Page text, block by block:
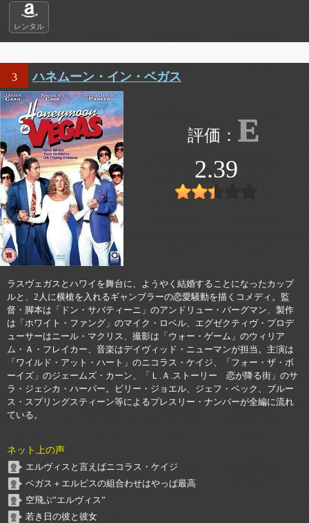
レンタル
3 ハネムーン・イン・ベガス
E
2.39
ラスヴェガスとハワイを舞台に、ようやく結婚することになったカップ
ルと、2人に横槍を入れるギャンブラーの恋愛騒動を描くコメディ。監
督・脚本は「ドン・サバティーニ」のアンドリュー・バーグマン、製作
は「ホワイト・ファング」のマイク・ロベル、エグゼクティヴ・プロデ
ューサーはニール・マクリス、撮影は「ウォー・ゲーム」のウィリア
ム・Ａ・フレイカー、音楽はデイヴィッド・ニューマンが担当。主演は
「ワイルド・アット・ハート」のニコラス・ケイジ、「フォー・ザ・ボ
ーイズ」のジェームズ・カーン、「Ｌ.Ａ.ストーリー 恋が降る街」のサ
ラ・ジェシカ・ハーパー。ビリー・ジョエル、ジェフ・ベック、ブルー
ス・スプリングスティーン等によるプレスリー・ナンバーが全編に流れ
ている。
ネット上の声
エルヴィスと言えばニコラス・ケイジ
ベガス＋エルビスの組合わせはやっぱ最高
空飛ぶ”エルヴィス”
若き日の彼と彼女